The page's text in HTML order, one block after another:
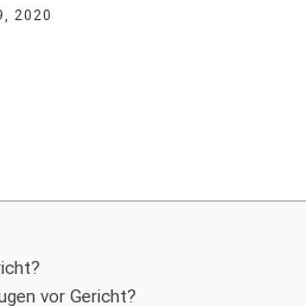
2020
vor Gericht?